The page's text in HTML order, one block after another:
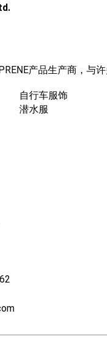
产品生产商，与
自行车服饰
潜水服